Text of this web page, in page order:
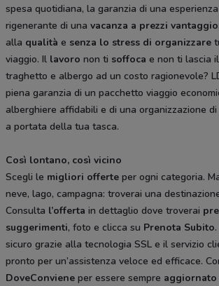
spesa quotidiana, la garanzia di una
rigenerante di una vacanza a prezzi
alla qualità e senza lo stress di organizzare
viaggio. Il lavoro non ti soffoca e non ti lascia
traghetto e albergo ad un costo ragionevole?
piena garanzia di un pacchetto viaggio
alberghiere affidabili e di una organizzazione
a portata della tua tasca.
Così lontano, così vicino
Scegli le migliori offerte per ogni categoria.
neve, lago, campagna: troverai una
Consulta l’offerta in dettaglio dove troverai
suggerimenti, foto e clicca su Prenota Subito
sicuro grazie alla tecnologia SSL e il servizio
pronto per un’assistenza veloce ed efficace.
DoveConviene per essere sempre aggiornato